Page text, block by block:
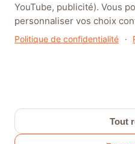
ACTUALITÉS
jeu festif réunissant la
YouTube, publicité). Vous
personnaliser vos choix
Politique de confidentialité ·
Tout